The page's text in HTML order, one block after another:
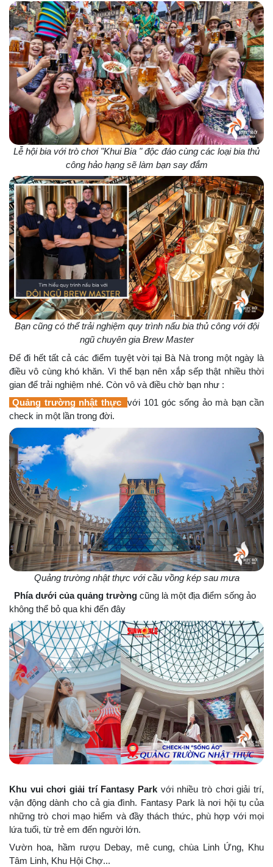
Lễ hội bia với trò chơi "Khui Bia " độc đáo cùng các loại bia thủ
công hảo hạng sẽ làm bạn say đắm
Bạn cũng có thể trải nghiệm quy trình nấu bia thủ công với đội
ngũ chuyên gia Brew Master
Để đi hết tất cả các điểm tuyệt vời tại Bà Nà trong một ngày là
điều vô cùng khó khăn. Vì thế bạn nên xắp sếp thật nhiều thời
gian để trải nghiệm nhé. Còn vô và điều chờ bạn như :
Quảng trường nhật thựcvới 101 góc sống ảo mà bạn cần
check in một lần trong đời.
Quảng trường nhật thực với cầu vồng kép sau mưa
Phía dưới của quảng trường cũng là một địa điểm sống ảo
không thể bỏ qua khi đến đây
Khu vui chơi giải trí Fantasy Park với nhiều trò chơi giải trí,
vận động dành cho cả gia đình. Fantasy Park là nơi hội tụ của
những trò chơi mạo hiểm và đầy thách thức, phù hợp với mọi
lứa tuổi, từ trẻ em đến người lớn.
Vườn hoa, hầm rượu Debay, mê cung, chùa Linh Ứng, Khu
Tâm Linh, Khu Hội Chợ...